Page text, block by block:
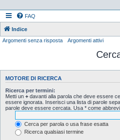
FAQ
Indice
Argomenti senza risposta
Argomenti attivi
MOTORE DI RICERCA
Ricerca per termini:
Metti un + davanti alla parola che deve essere
essere ignorata. Inserisci una lista di parole
parole deve essere cercata. Usa * come
Cerca per parola o usa frase esatta
Ricerca qualsiasi termine